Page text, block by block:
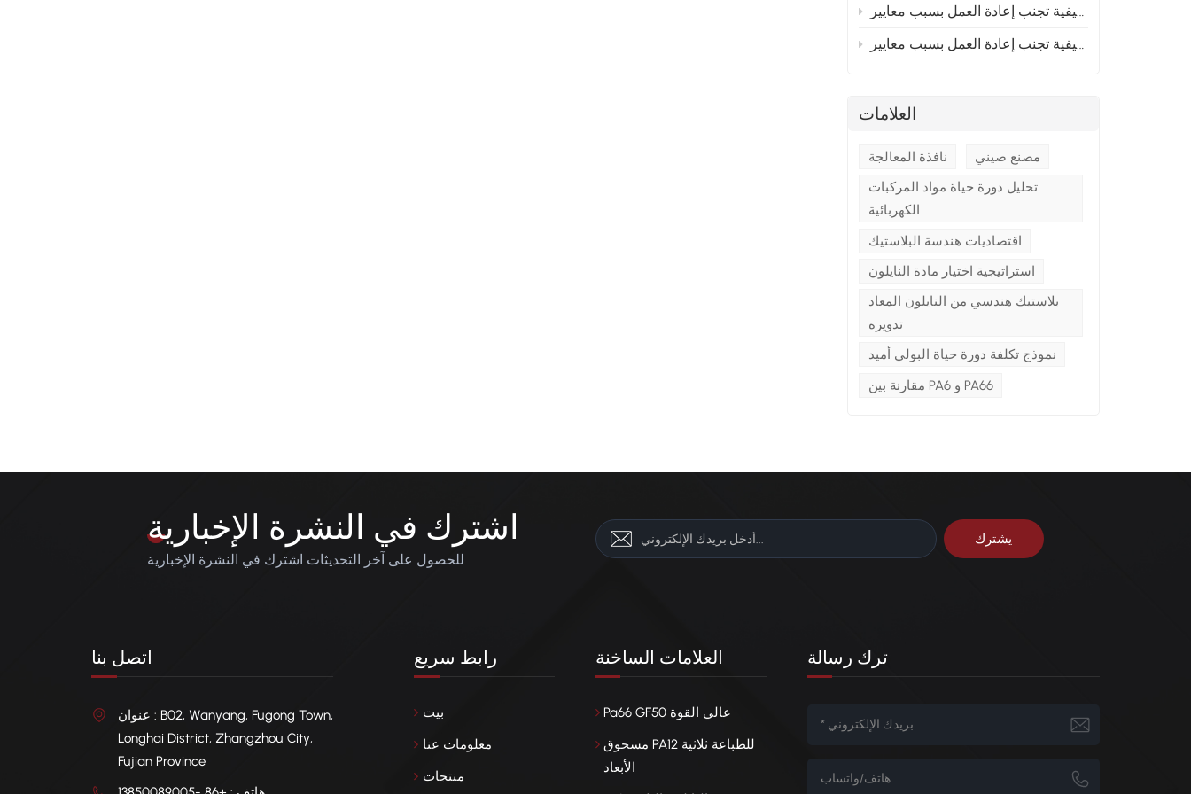
العلامات
نافذة المعالجة
مصنع صيني
تحليل دورة حياة مواد المركبات
الكهربائية
اقتصاديات هندسة البلاستيك
استراتيجية اختيار مادة النايلون
بلاستيك هندسي من النايلون المعاد
تدويره
نموذج تكلفة دورة حياة البولي أميد
مقارنة بين PA6 و PA66
اشترك في النشرة الإخبارية
للحصول على آخر التحديثات اشترك في النشرة الإخبارية
اتصل بنا
عنوان : B02, Wanyang, Fugong Town,
Longhai District, Zhangzhou City,
Fujian Province
رابط سريع
بيت
معلومات عنا
منتجات
العلامات الساخنة
Pa66 GF50 عالي القوة
مسحوق PA12 للطباعة ثلاثية
الأبعاد
ترك رسالة